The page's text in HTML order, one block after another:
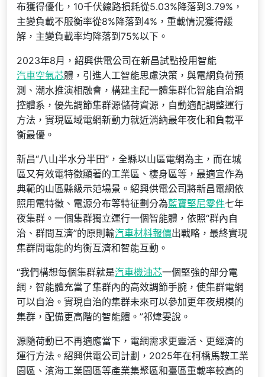
布獲得優化，10千伏線路損耗從5.03%降落到3.79%，
主變負載不服衡率從8%降落到4%，重載情況獲得緩
解，主變負載率均降落到75%以下。
2023年8月，紹興供電公司在新昌試點投用智能
汽車空氣芯體，引進人工智能思慮決策，與電網負荷預
測、潮水推演相融會，構建主配一體集群化智能自治調
控體系，優先調節集群源儲荷資源，自動適配調整運行
方法，實現區域電網新動力就近消納最年夜化和負載平
衡最優。
新昌“八山半水分半田”，全縣以山區電網為主，而在城
區又有效電特徵顯著的工業區、棲身區等，最適宜作為
典範的山區縣級示范場景。紹興供電公司將新昌電網依
照用電特徵、電源分布等特征劃分為藍寶堅尼零件七年
夜集群。一個集群獨立運行一個智能體，依照“群內自
治、群間互濟”的原則輸汽車材料報價出戰略，最終實現
集群間電能的均衡互濟和智能互動。
“我們構想每個集群就是汽車機油芯一個堅強的部分電
網，智能體充當了集群內的高效調節手腕，使集群電網
可以自治。實現自治的集群未來可以參加更年夜規模的
集群，配備更高階的智能體。”祁煒雯說。
源隨荷動已不再適應當下，電網需求更靈活、更經濟的
運行方法。紹興供電公司計劃，2025年在柯橋馬鞍工業
園區、濱海工業園區等產業集聚區和臺區重載率較高的